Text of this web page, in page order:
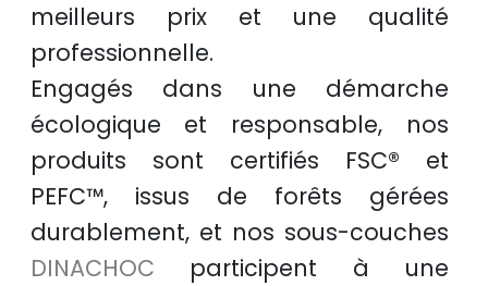
meilleurs prixet une qualité
professionnelle.
Engagés dans une démarche
écologique et responsable, nos
produits sont certifiés FSC® et
PEFC™, issus de forêts gérées
durablement, et nos sous-couches
DINACHOC participent à une